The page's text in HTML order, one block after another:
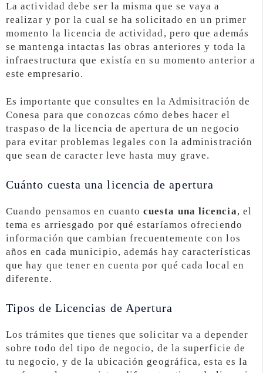
La actividad debe ser la misma que se vaya a
realizar y por la cual se ha solicitado en un primer
momento la licencia de actividad, pero que además
se mantenga intactas las obras anteriores y toda la
infraestructura que existía en su momento anterior a
este empresario.
Es importante que consultes en la Admisitración de
Conesa para que conozcas cómo debes hacer el
traspaso de la licencia de apertura de un negocio
para evitar problemas legales con la administración
que sean de caracter leve hasta muy grave.
Cuánto cuesta una licencia de apertura
Cuando pensamos en cuantocuesta una licencia, el
tema es arriesgado por qué estaríamos ofreciendo
información que cambian frecuentemente con los
años en cada municipio, además hay características
que hay que tener en cuenta por qué cada local en
diferente.
Tipos de Licencias de Apertura
Los trámites que tienes que solicitar va a depender
sobre todo del tipo de negocio, de la superficie de
tu negocio, y de la ubicación geográfica, esta es la